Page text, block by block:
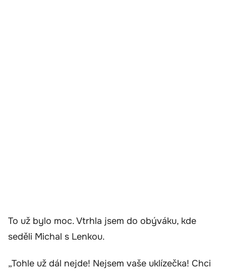
To už bylo moc. Vtrhla jsem do obýváku, kde
seděli Michal s Lenkou.
„Tohle už dál nejde! Nejsem vaše uklízečka! Chci